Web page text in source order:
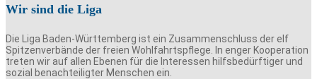
Wir sind die Liga
Die Liga Baden-Württemberg ist ein Zusammenschluss der elf
Spitzenverbände der freien Wohlfahrtspflege. In enger Kooperation
treten wir auf allen Ebenen für die Interessen hilfsbedürftiger und
sozial benachteiligter Menschen ein.